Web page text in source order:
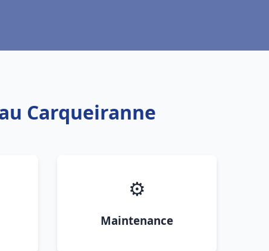
Carqueiranne
⚙️
Maintenance